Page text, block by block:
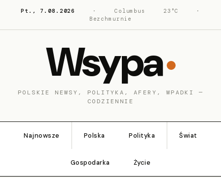
Pt., 7.08.2026 · Columbus 23°C
·
Bezchmurnie
Wsypa
POLSKIE NEWSY, POLITYKA, AFERY, WPADKI —
CODZIENNIE
Najnowsze Polska Polityka Świat
Gospodarka Życie